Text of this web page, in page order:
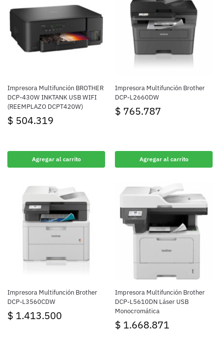
Impresora Multifunción BROTHER
DCP-430W INKTANK USB WIFI
(REEMPLAZO DCPT420W)
$ 504.319
Agregar al carrito
Impresora Multifunción Brother
DCP-L2660DW
$ 765.787
Agregar al carrito
Impresora Multifunción Brother
DCP-L3560CDW
$ 1.413.500
Impresora Multifunción Brother
DCP-L5610DN Láser USB
Monocromática
$ 1.668.871